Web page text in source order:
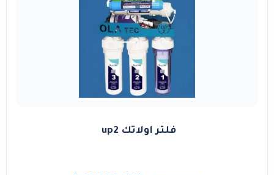
فلتر اولاتك up2